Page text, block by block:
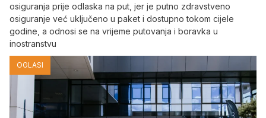
osiguranja prije odlaska na put, jer je putno zdravstveno
osiguranje već uključeno u paket i dostupno tokom cijele
godine, a odnosi se na vrijeme putovanja i boravka u
inostranstvu
OGLASI